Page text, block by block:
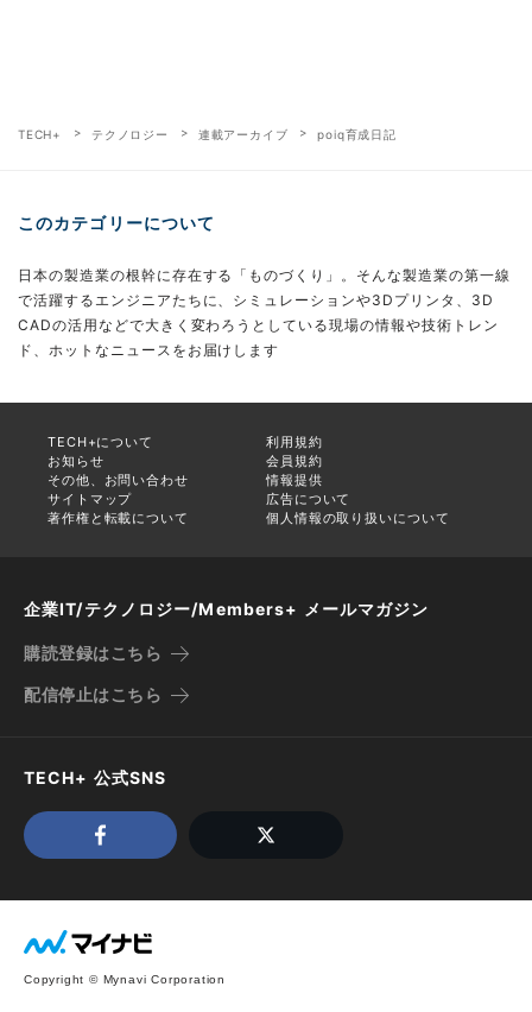
TECH+ テクノロジー 連載アーカイブ poiq育成日記
このカテゴリーについて
日本の製造業の根幹に存在する「ものづくり」。そんな製造業の第一線
で活躍するエンジニアたちに、シミュレーションや3Dプリンタ、3D
CADの活用などで大きく変わろうとしている現場の情報や技術トレン
ド、ホットなニュースをお届けします
TECH+について
利用規約
お知らせ
会員規約
その他、お問い合わせ
情報提供
サイトマップ
広告について
著作権と転載について
個人情報の取り扱いについて
企業IT/テクノロジー/Members+ メールマガジン
購読登録はこちら
配信停止はこちら
TECH+ 公式SNS
Copyright © Mynavi Corporation